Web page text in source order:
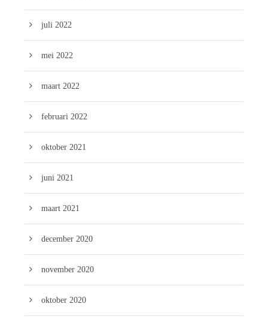
juli 2022
mei 2022
maart 2022
februari 2022
oktober 2021
juni 2021
maart 2021
december 2020
november 2020
oktober 2020